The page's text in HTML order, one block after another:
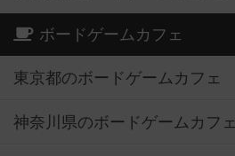
ボードゲームカフェ
東京都のボードゲームカフェ
神奈川県のボードゲームカフェ